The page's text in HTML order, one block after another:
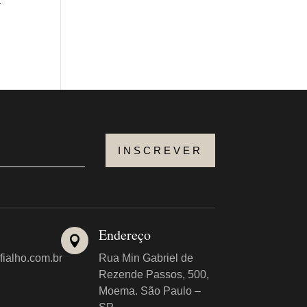
INSCREVER
 Endereço
Rua Min Gabriel de
Rezende Passos, 500,
Moema. São Paulo –